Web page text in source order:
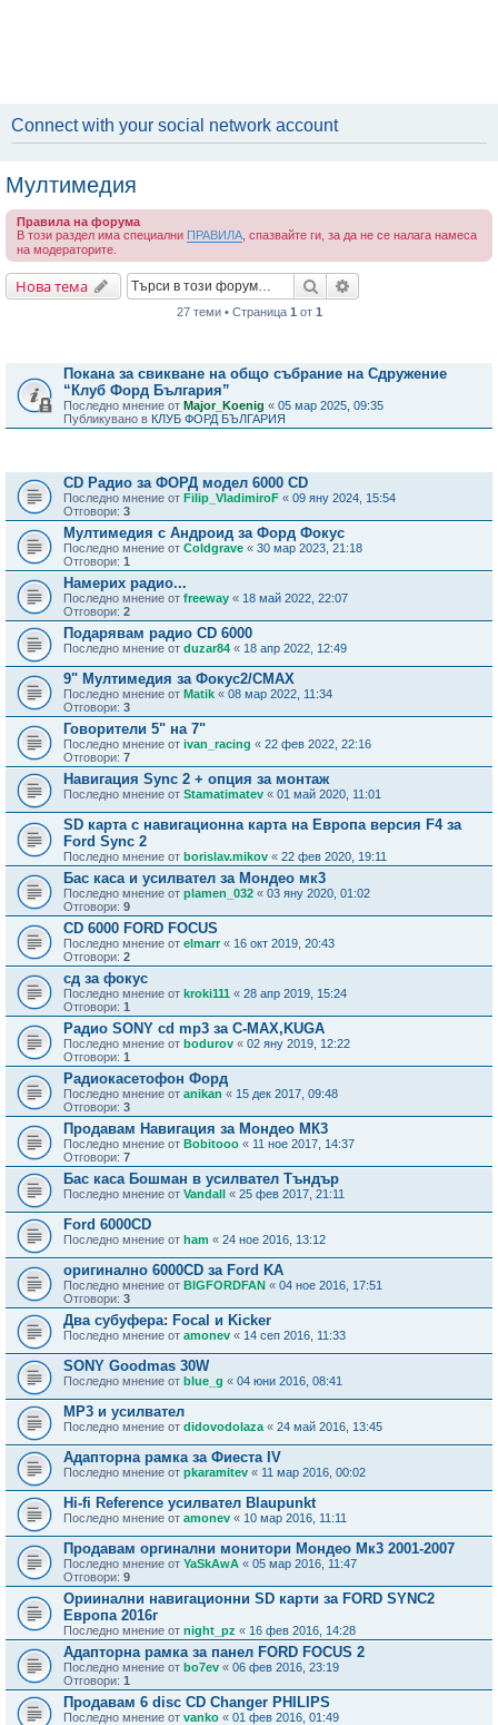
Connect with your social network account
Мултимедия
Правила на форума
В този раздел има специални ПРАВИЛА , спазвайте ги, за да не се налага намеса
на модераторите.
Нова тема Търсене
27 теми • Страница 1 от 1
Покана за свикване на общо събрание на Сдружение
“Клуб Форд България”
Последно мнение от Major_Koenig « 05 мар 2025, 09:35
Публикувано в КЛУБ ФОРД БЪЛГАРИЯ
CD Радио за ФОРД модел 6000 CD
Последно мнение от Filip_VladimiroF « 09 яну 2024, 15:54
Отговори: 3
Мултимедия с Андроид за Форд Фокус
Последно мнение от Coldgrave « 30 мар 2023, 21:18
Отговори: 1
Намерих радио...
Последно мнение от freeway « 18 май 2022, 22:07
Отговори: 2
Подарявам радио CD 6000
Последно мнение от duzar84 « 18 апр 2022, 12:49
9" Мултимедия за Фокус2/CMAX
Последно мнение от Matik « 08 мар 2022, 11:34
Отговори: 3
Говорители 5" на 7"
Последно мнение от ivan_racing « 22 фев 2022, 22:16
Отговори: 7
Навигация Sync 2 + опция за монтаж
Последно мнение от Stamatimatev « 01 май 2020, 11:01
SD карта с навигационна карта на Европа версия F4 за
Ford Sync 2
Последно мнение от borislav.mikov « 22 фев 2020, 19:11
Бас каса и усилвател за Мондео мк3
Последно мнение от plamen_032 « 03 яну 2020, 01:02
Отговори: 9
CD 6000 FORD FOCUS
Последно мнение от elmarr« 16 окт 2019, 20:43
Отговори: 2
сд за фокус
Последно мнение от kroki111 « 28 апр 2019, 15:24
Отговори: 1
Радио SONY cd mp3 за C-MAX,KUGA
Последно мнение от bodurov « 02 яну 2019, 12:22
Отговори: 1
Радиокасетофон Форд
Последно мнение от anikan « 15 дек 2017, 09:48
Отговори: 3
Продавам Навигация за Мондео МК3
Последно мнение от Bobitooo « 11 ное 2017, 14:37
Отговори: 7
Бас каса Бошман в усилвател Тъндър
Последно мнение от Vandall « 25 фев 2017, 21:11
Ford 6000CD
Последно мнение от ham « 24 ное 2016, 13:12
оригинално 6000CD за Ford KA
Последно мнение от BIGFORDFAN « 04 ное 2016, 17:51
Отговори: 3
Два субуфера: Focal и Kicker
Последно мнение от amonev « 14 сеп 2016, 11:33
SONY Goodmas 30W
Последно мнение от blue_g « 04 юни 2016, 08:41
MP3 и усилвател
Последно мнение от didovodolaza « 24 май 2016, 13:45
Адапторна рамка за Фиеста IV
Последно мнение от pkaramitev « 11 мар 2016, 00:02
Hi-fi Reference усилвател Blaupunkt
Последно мнение от amonev « 10 мар 2016, 11:11
Продавам оргинални монитори Мондео Мк3 2001-2007
Последно мнение от YaSkAwA « 05 мар 2016, 11:47
Отговори: 9
Ориинални навигационни SD карти за FORD SYNC2
Европа 2016г
Последно мнение от night_pz « 16 фев 2016, 14:28
Адапторна рамка за панел FORD FOCUS 2
Последно мнение от bo7ev « 06 фев 2016, 23:19
Отговори: 1
Продавам 6 disc CD Changer PHILIPS
Последно мнение от vanko « 01 фев 2016, 01:49